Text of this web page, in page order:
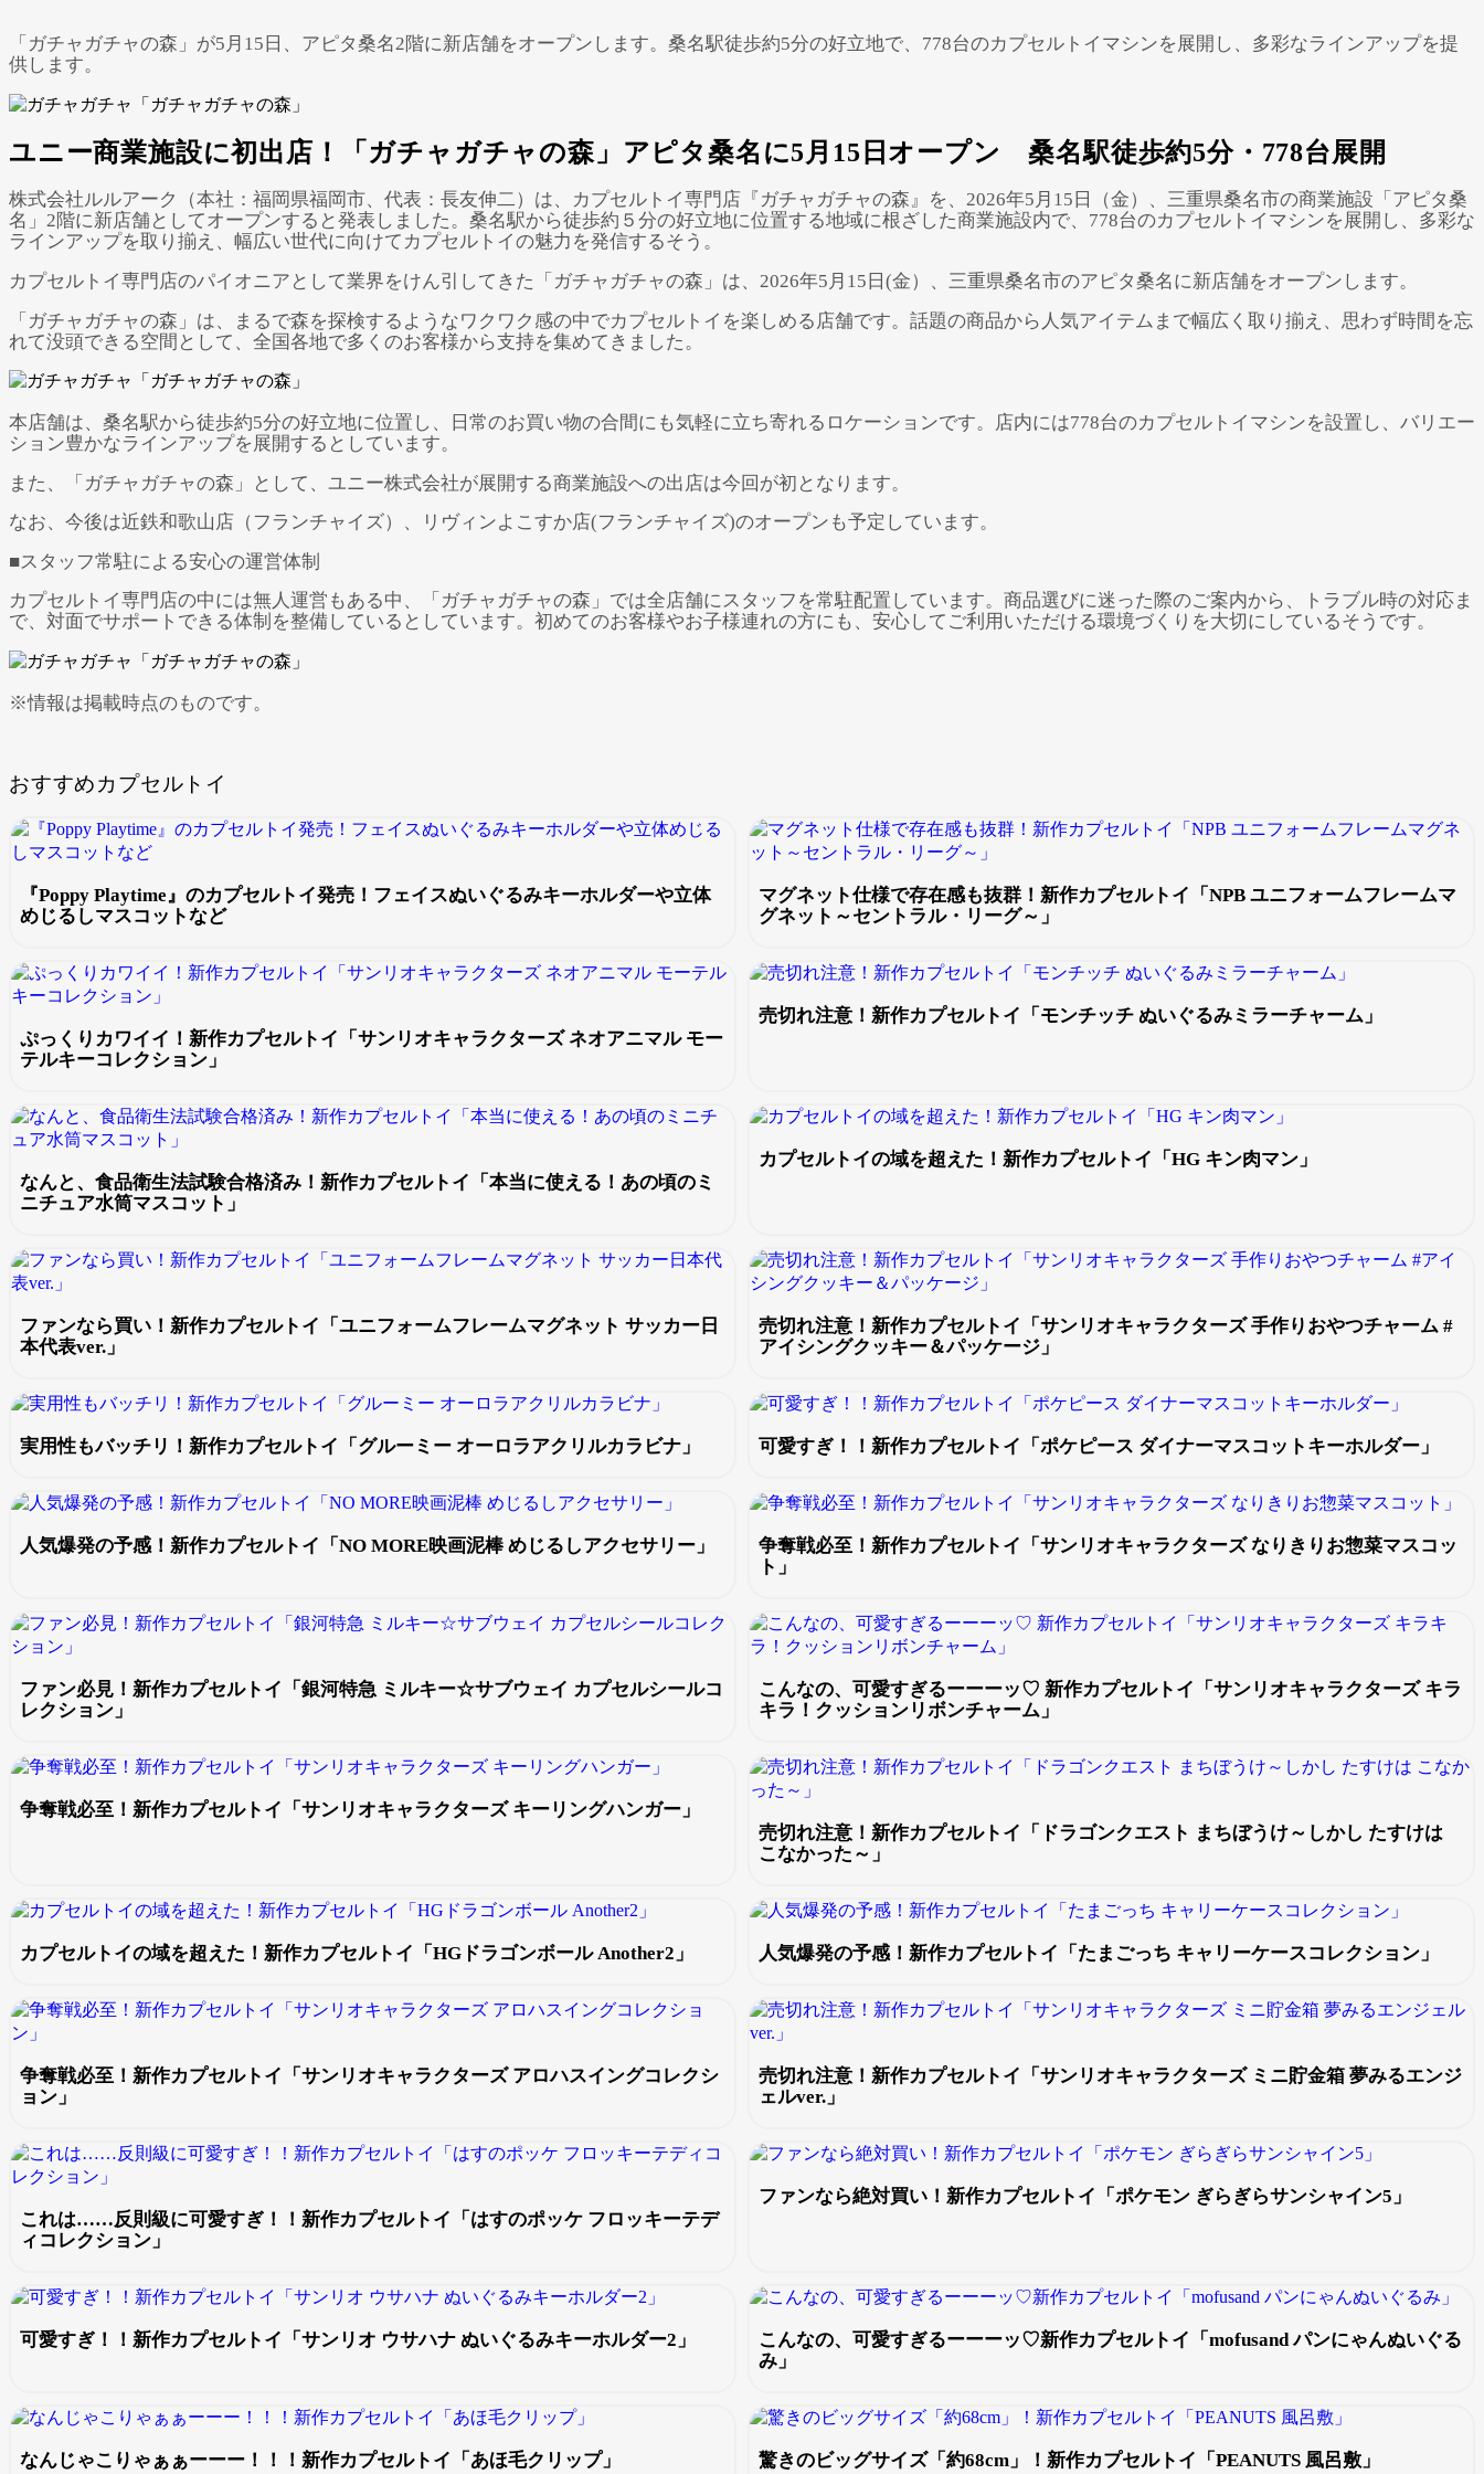
Powered by GliaStudios
「ガチャガチャの森」が5月15日、アピタ桑名2階に新店舗をオープンします。桑名駅徒歩約5分の好立地で、778台のカプセルトイマシンを展開し、多彩なラインアップを提
供します。
ユニー商業施設に初出店！「ガチャガチャの森」アピタ桑名に5月15日オープン 桑名駅徒歩約5分・778台展開
株式会社ルルアーク（本社：福岡県福岡市、代表：長友伸二）は、カプセルトイ専門店『ガチャガチャの森』を、2026年5月15日（金）、三重県桑名市の商業施設「アピタ桑
名」2階に新店舗としてオープンすると発表しました。桑名駅から徒歩約５分の好立地に位置する地域に根ざした商業施設内で、778台のカプセルトイマシンを展開し、多彩な
ラインアップを取り揃え、幅広い世代に向けてカプセルトイの魅力を発信するそう。
カプセルトイ専門店のパイオニアとして業界をけん引してきた「ガチャガチャの森」は、2026年5月15日(金）、三重県桑名市のアピタ桑名に新店舗をオープンします。
「ガチャガチャの森」は、まるで森を探検するようなワクワク感の中でカプセルトイを楽しめる店舗です。話題の商品から人気アイテムまで幅広く取り揃え、思わず時間を忘
れて没頭できる空間として、全国各地で多くのお客様から支持を集めてきました。
本店舗は、桑名駅から徒歩約5分の好立地に位置し、日常のお買い物の合間にも気軽に立ち寄れるロケーションです。店内には778台のカプセルトイマシンを設置し、バリエー
ション豊かなラインアップを展開するとしています。
また、「ガチャガチャの森」として、ユニー株式会社が展開する商業施設への出店は今回が初となります。
なお、今後は近鉄和歌山店（フランチャイズ）、リヴィンよこすか店(フランチャイズ)のオープンも予定しています。
■スタッフ常駐による安心の運営体制
カプセルトイ専門店の中には無人運営もある中、「ガチャガチャの森」では全店舗にスタッフを常駐配置しています。商品選びに迷った際のご案内から、トラブル時の対応ま
で、対面でサポートできる体制を整備しているとしています。初めてのお客様やお子様連れの方にも、安心してご利用いただける環境づくりを大切にしているそうです。
※情報は掲載時点のものです。
おすすめカプセルトイ
『Poppy Playtime』のカプセルトイ発売！フェイスぬいぐるみキーホルダーや立体
めじるしマスコットなど
マグネット仕様で存在感も抜群！新作カプセルトイ「NPB ユニフォームフレームマ
グネット～セントラル・リーグ～」
ぷっくりカワイイ！新作カプセルトイ「サンリオキャラクターズ ネオアニマル モー
テルキーコレクション」
売切れ注意！新作カプセルトイ「モンチッチ ぬいぐるみミラーチャーム」
なんと、食品衛生法試験合格済み！新作カプセルトイ「本当に使える！あの頃のミ
ニチュア水筒マスコット」
カプセルトイの域を超えた！新作カプセルトイ「HG キン肉マン」
ファンなら買い！新作カプセルトイ「ユニフォームフレームマグネット サッカー日
本代表ver.」
売切れ注意！新作カプセルトイ「サンリオキャラクターズ 手作りおやつチャーム #
アイシングクッキー＆パッケージ」
実用性もバッチリ！新作カプセルトイ「グルーミー オーロラアクリルカラビナ」 可愛すぎ！！新作カプセルトイ「ポケピース ダイナーマスコットキーホルダー」
人気爆発の予感！新作カプセルトイ「NO MORE映画泥棒 めじるしアクセサリー」
争奪戦必至！新作カプセルトイ「サンリオキャラクターズ なりきりお惣菜マスコッ
ト」
ファン必見！新作カプセルトイ「銀河特急 ミルキー☆サブウェイ カプセルシールコ
レクション」
こんなの、可愛すぎるーーーッ♡ 新作カプセルトイ「サンリオキャラクターズ キラ
キラ！クッションリボンチャーム」
争奪戦必至！新作カプセルトイ「サンリオキャラクターズ キーリングハンガー」
売切れ注意！新作カプセルトイ「ドラゴンクエスト まちぼうけ～しかし たすけは
こなかった～」
カプセルトイの域を超えた！新作カプセルトイ「HGドラゴンボール Another2」 人気爆発の予感！新作カプセルトイ「たまごっち キャリーケースコレクション」
争奪戦必至！新作カプセルトイ「サンリオキャラクターズ アロハスイングコレクシ
ョン」
売切れ注意！新作カプセルトイ「サンリオキャラクターズ ミニ貯金箱 夢みるエンジ
ェルver.」
これは……反則級に可愛すぎ！！新作カプセルトイ「はすのポッケ フロッキーテデ
ィコレクション」
ファンなら絶対買い！新作カプセルトイ「ポケモン ぎらぎらサンシャイン5」
可愛すぎ！！新作カプセルトイ「サンリオ ウサハナ ぬいぐるみキーホルダー2」
こんなの、可愛すぎるーーーッ♡新作カプセルトイ「mofusand パンにゃんぬいぐる
み」
なんじゃこりゃぁぁーーー！！！新作カプセルトイ「あほ毛クリップ」 驚きのビッグサイズ「約68cm」！新作カプセルトイ「PEANUTS 風呂敷」